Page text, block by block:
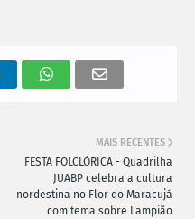
MAIS RECENTES
FESTA FOLCLÓRICA - Quadrilha
JUABP celebra a cultura
nordestina no Flor do Maracujá
com tema sobre Lampião